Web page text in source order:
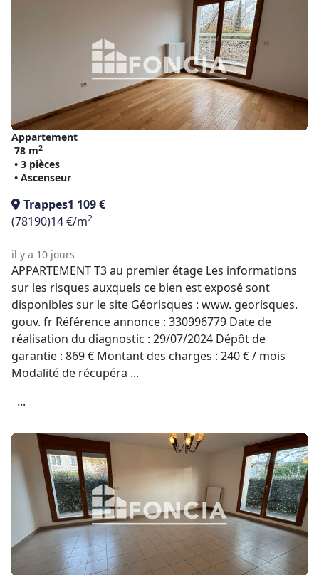
Appartement
78 m2
• 3 pièces
• Ascenseur
Trappes1 109 €
(78190)14 €/m2
il y a 10 jours
APPARTEMENT T3 au premier étage Les informations
sur les risques auxquels ce bien est exposé sont
disponibles sur le site Géorisques : www. georisques.
gouv. fr Référence annonce : 330996779 Date de
réalisation du diagnostic : 29/07/2024 Dépôt de
garantie : 869 € Montant des charges : 240 € / mois
Modalité de récupéra ...
...